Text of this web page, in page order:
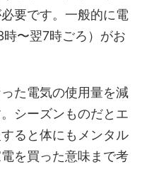
要です。一般的に電
〜翌7時ごろ）がお
た電気の使用量を減
シーズンものだとエ
ると体にもメンタル
を買った意味まで考